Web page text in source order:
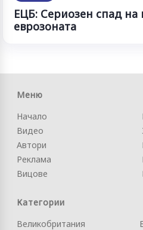
ЕЦБ: Сериозен спад на
еврозоната
Меню
Начало
Видео
Автори
Реклама
Вицове
Категории
Великобритания